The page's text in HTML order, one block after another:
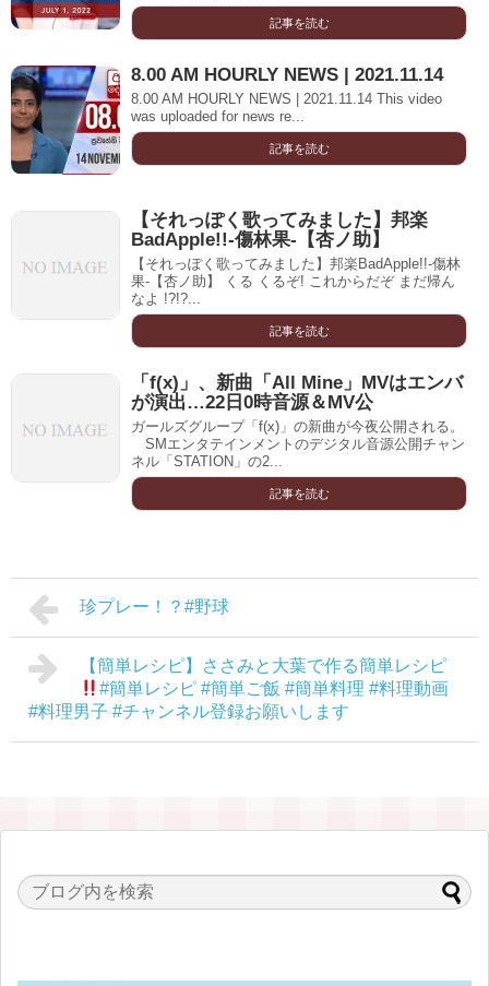
記事を読む
8.00 AM HOURLY NEWS | 2021.11.14
8.00 AM HOURLY NEWS | 2021.11.14 This video
was uploaded for news re...
記事を読む
【それっぽく歌ってみました】邦楽
BadApple!!-傷林果-【杏ノ助】
【それっぽく歌ってみました】邦楽BadApple!!-傷林
果-【杏ノ助】 くる くるぞ! これからだぞ まだ帰ん
なよ !?!?...
記事を読む
「f(x)」、新曲「All Mine」MVはエンバ
が演出…22日0時音源＆MV公
ガールズグループ「f(x)」の新曲が今夜公開される。
SMエンタテインメントのデジタル音源公開チャン
ネル「STATION」の2...
記事を読む
珍プレー！？#野球
【簡単レシピ】ささみと大葉で作る簡単レシピ
#簡単レシピ #簡単ご飯 #簡単料理 #料理動画
#料理男子 #チャンネル登録お願いします